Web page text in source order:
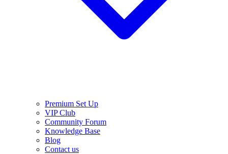
Premium Set Up
VIP Club
Community Forum
Knowledge Base
Blog
Contact us